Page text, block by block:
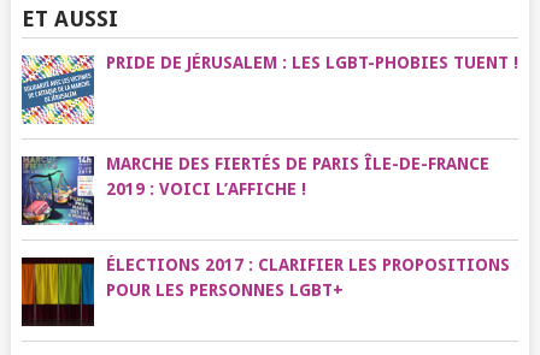
ET AUSSI
PRIDE DE JÉRUSALEM : LES LGBT-PHOBIES TUENT !
MARCHE DES FIERTÉS DE PARIS ÎLE-DE-FRANCE
2019 : VOICI L’AFFICHE !
ÉLECTIONS 2017 : CLARIFIER LES PROPOSITIONS
POUR LES PERSONNES LGBT+